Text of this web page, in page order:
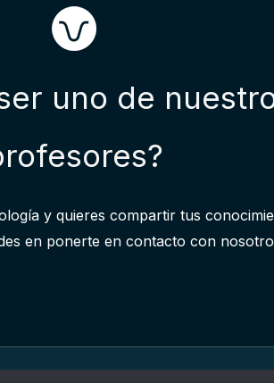
uno de
y quieres compartir tus
en ponerte en contacto con